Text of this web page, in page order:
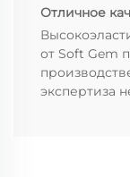
Отличное
от Soft Gem
экспертиза